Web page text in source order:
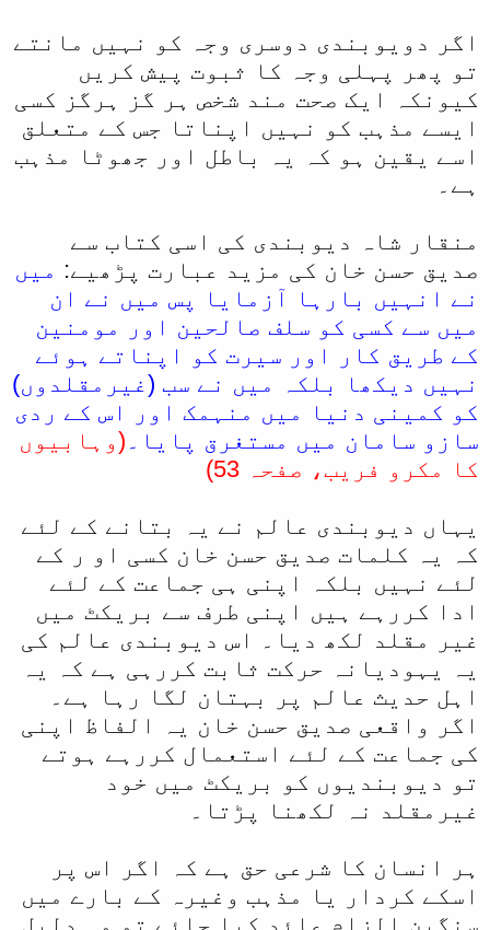
اگر دویوبندی دوسری وجہ کو نہیں مانتے
تو پھر پہلی وجہ کا ثبوت پیش کریں
کیونکہ ایک صحت مند شخص ہر گز ہرگز کسی
ایسے مذہب کو نہیں اپناتا جس کے متعلق
اسے یقین ہو کہ یہ باطل اور جھوٹا مذہب
ہے۔
منقار شاہ دیوبندی کی اسی کتاب سے
صدیق حسن خان کی مزید عبارت پڑھیے: میں
نے انہیں بارہا آزمایا پس میں نے ان
میں سے کسی کو سلف صالحین اور مومنین
کے طریق کار اور سیرت کو اپناتے ہوئے
نہیں دیکھا بلکہ میں نے سب (غیرمقلدوں)
کو کمینی دنیا میں منہمک اور اس کے ردی
سازو سامان میں مستغرق پایا۔ (وہابیوں
کا مکرو فریب، صفحہ 53)
یہاں دیوبندی عالم نے یہ بتانے کے لئے
کہ یہ کلمات صدیق حسن خان کسی او ر کے
لئے نہیں بلکہ اپنی ہی جماعت کے لئے
ادا کررہے ہیں اپنی طرف سے بریکٹ میں
غیر مقلد لکھ دیا۔ اس دیوبندی عالم کی
یہ یہودیانہ حرکت ثابت کررہی ہے کہ یہ
اہل حدیث عالم پر بہتان لگا رہا ہے۔
اگر واقعی صدیق حسن خان یہ الفاظ اپنی
کی جماعت کے لئے استعمال کررہے ہوتے
تو دیوبندیوں کو بریکٹ میں خود
غیرمقلد نہ لکھنا پڑتا۔
ہر انسان کا شرعی حق ہے کہ اگر اس پر
اسکے کردار یا مذہب وغیرہ کے بارے میں
سنگین الزام عائد کیا جائے تو وہ دلیل